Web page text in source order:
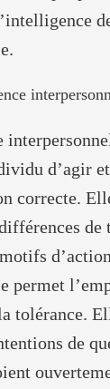
d’agir
correcte.
de
permet
tolérance.
de